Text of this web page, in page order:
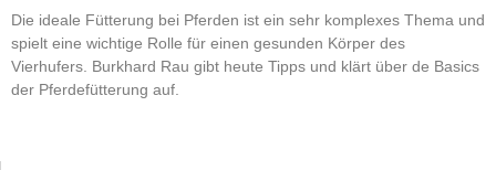
Die ideale Fütterung bei Pferden ist ein sehr komplexes Thema und
spielt eine wichtige Rolle für einen gesunden Körper des
Vierhufers. Burkhard Rau gibt heute Tipps und klärt über de Basics
der Pferdefütterung auf.